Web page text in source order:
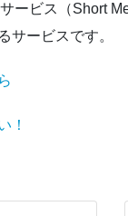
ービス（Short
サービスです。
！